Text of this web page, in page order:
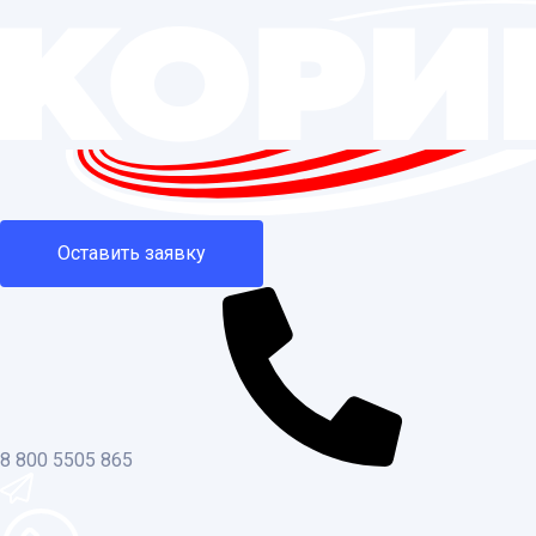
Оставить заявку
8 800 5505 865